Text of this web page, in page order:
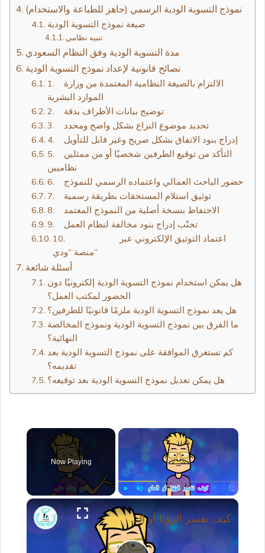
نموذج التسوية الودية الرسمي (جاهز للطباعة والاستخدام)
صيغة نموذج التسوية الودية
تنبيه نظامي
مدة التسوية الودية وفق النظام السعودي
نصائح قانونية لإعداد نموذج التسوية الودية
1. الالتزام بالصيغة النظامية المعتمدة من وزارة
الموارد البشرية
2. توضيح بيانات الأطراف بدقة
3. تحديد موضوع النزاع بشكل واضح ومحدد
4. إدراج بنود الاتفاق بشكل صريح وغير قابل للتأويل
5. التأكد من توقيع الطرفين شخصيًا أو من ممثلين
نظاميين
6. حضور الباحث العمالي واعتماده الرسمي للنموذج
7. توثيق استلام المستحقات بطريقة رسمية
8. الاحتفاظ بنسخة أصلية من النموذج المعتمد
9. تجنّب إدراج بنود مخالفة لنظام العمل
10. اعتماد التوثيق الإلكتروني عبر
منصة “ودي“
أسئلة شائعة
هل يمكن استخدام نموذج التسوية الودية إلكترونيًا دون
الحضور لمكتب العمل؟
هل يعد نموذج التسوية الودية ملزمًا قانونيًا للطرفين؟
ما الفرق بين نموذج التسوية الودية ونموذج المخالصة
النهائية؟
كم تستغرق الموافقة على نموذج التسوية الودية بعد
تقديمه؟
هل يمكن تعديل نموذج التسوية الودية بعد توقيعه؟
×
Fullscreen
Now Playing
×
كيف تفسر الرؤيا أو الحلم تفسيرًا صحيحًا